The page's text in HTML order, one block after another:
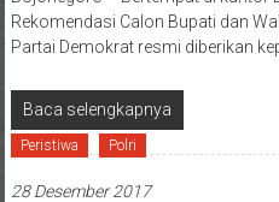
Rekomendasi Calon Bupati dan
Partai Demokrat resmi diberikan
Baca selengkapnya
Peristiwa Polri
28 Desember 2017